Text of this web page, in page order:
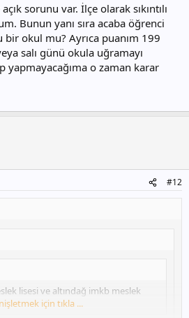
sorunu var. İlçe olarak sıkıntılı
Bunun yanı sıra acaba öğrenci
okul mu? Ayrıca puanım 199
salı günü okula uğramayı
yapmayacağıma o zaman karar
#12
lisesi ve altındağ imkb meslek
var mı?için tıkla ...